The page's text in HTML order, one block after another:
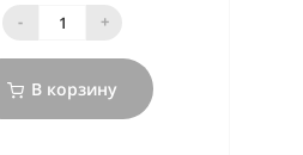
- +
В корзину